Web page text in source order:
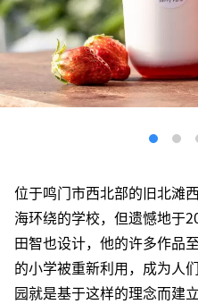
位于鸣门市西北部的旧北滩
海环绕的学校，但遗憾地于
田智也设计，他的许多作品
的小学被重新利用，成为人
园就是基于这样的理念而建